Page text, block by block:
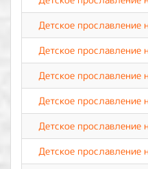
Детское прославление
Детское прославление
Детское прославление
Детское прославление
Детское прославление
Детское прославление